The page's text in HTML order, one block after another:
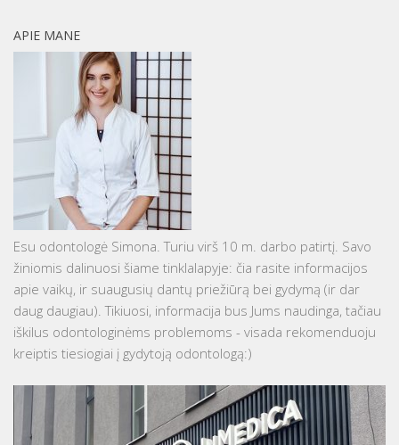
APIE MANE
Esu odontologė Simona. Turiu virš 10 m. darbo patirtį. Savo
žiniomis dalinuosi šiame tinklalapyje: čia rasite informacijos
apie vaikų, ir suaugusių dantų priežiūrą bei gydymą (ir dar
daug daugiau). Tikiuosi, informacija bus Jums naudinga, tačiau
iškilus odontologinėms problemoms - visada rekomenduoju
kreiptis tiesiogiai į gydytoją odontologą:)